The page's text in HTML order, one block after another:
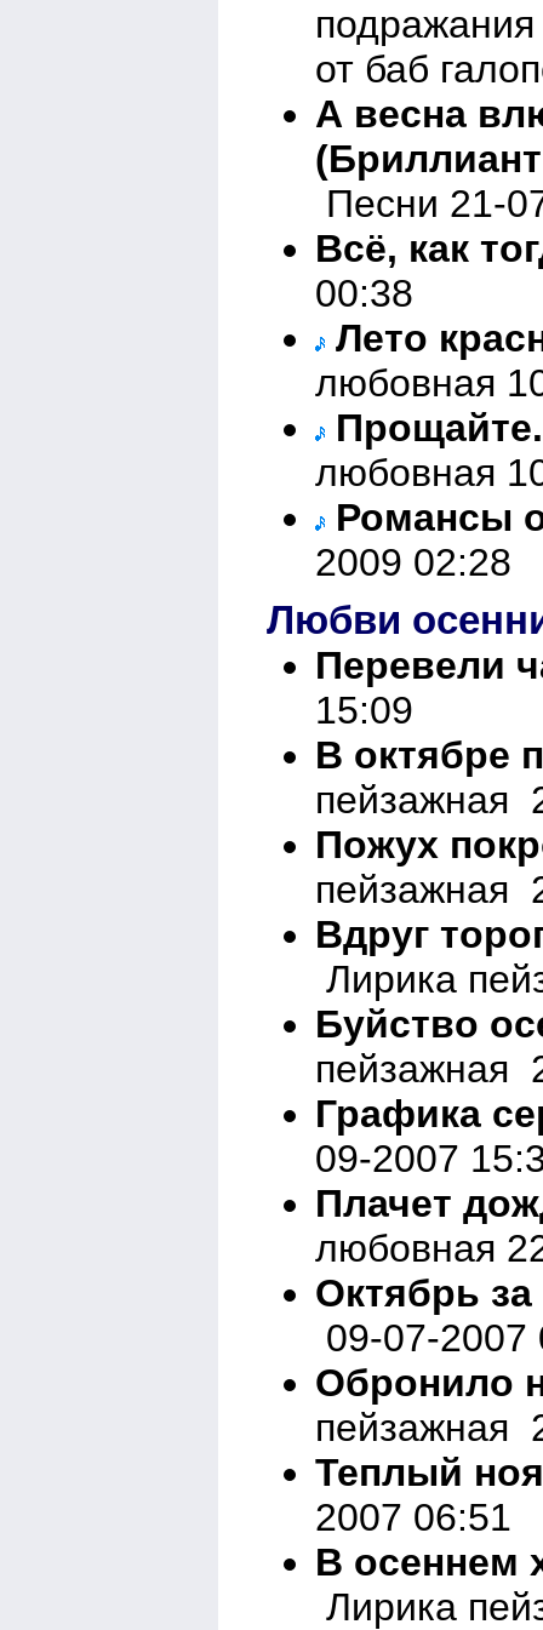
от баб
А весна
Песни 21-
Всё, как
00:38
Лето
любовная
любовная
Романсы
2009 02:28
Любви
Перевели
15:09
В октябре
пейзажная
Пожух
пейзажная
Вдруг
Лирика
Буйство
пейзажная
Графика
09-2007
Плачет
любовная
Октябрь
09-07-2007
Обронилo
пейзажная
Теплый
2007 06:51
В осеннем
Лирика